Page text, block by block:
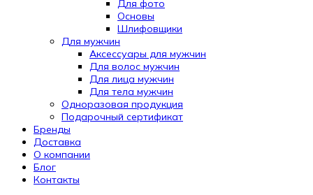
Для фото
Основы
Шлифовщики
Для мужчин
Аксессуары для мужчин
Для волос мужчин
Для лица мужчин
Для тела мужчин
Одноразовая продукция
Подарочный сертификат
Automatically
Hierarchic
Categories
Menu
Бренды
Доставка
О компании
Блог
Контакты